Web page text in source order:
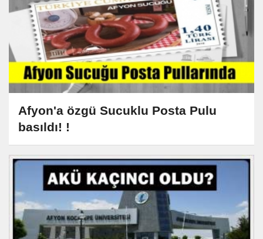
Afyon'a özgü Sucuklu Posta Pulu
basıldı! !